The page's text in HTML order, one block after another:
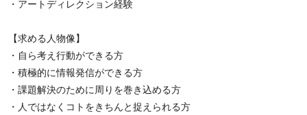
・アートディレクション経験
【求める人物像】
・自ら考え行動ができる方
・積極的に情報発信ができる方
・課題解決のために周りを巻き込める方
・人ではなくコトをきちんと捉えられる方